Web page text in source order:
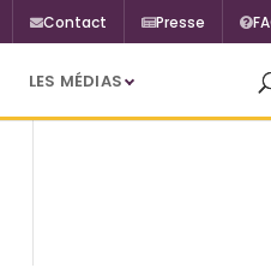
Contact Presse
LES MÉDIAS